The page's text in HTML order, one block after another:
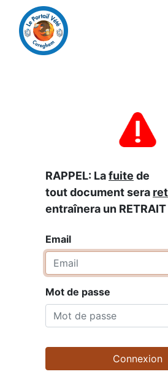
RAPPEL: Lafuite de
tout document sera
entraînera un RETRAIT
Email
Mot de passe
Connexion